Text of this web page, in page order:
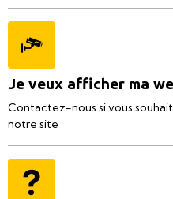
Je veux afficher ma
Contactez-nous si vous
notre site